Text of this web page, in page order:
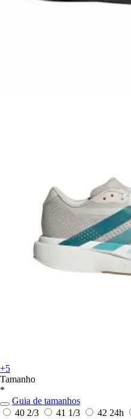
+5
Tamanho
*
Guia de tamanhos
40 2/3
41 1/3 42 24h